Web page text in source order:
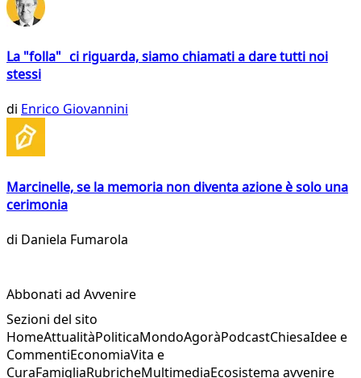
La "folla" ci riguarda, siamo chiamati a dare tutti noi
stessi
di Enrico Giovannini
Marcinelle, se la memoria non diventa azione è solo una
cerimonia
di Daniela Fumarola
Abbonati ad Avvenire
Sezioni del sito
HomeAttualitàPoliticaMondoAgoràPodcastChiesaIdee e
CommentiEconomiaVita e
CuraFamigliaRubricheMultimediaEcosistema avvenire